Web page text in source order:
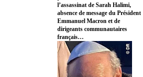
l’assassinat de Sarah Halimi,
absence de message du Président
Emmanuel Macron et de
dirigeants communautaires
français…